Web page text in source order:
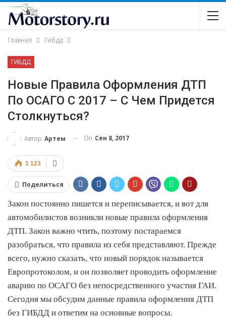
Главная Гибдд
ГИБДД
Новые Правила Оформления ДТП
По ОСАГО С 2017 – С Чем Придется
Столкнуться?
Автор Артем On Сен 8, 2017
1 123
Поделиться
Закон постоянно пишется и переписывается, и вот для
автомобилистов возникли новые правила оформления
ДТП. Закон важно чтить, поэтому постараемся
разобраться, что правила из себя представляют. Прежде
всего, нужно сказать, что новый порядок называется
Европротоколом, и он позволяет проводить оформление
аварию по ОСАГО без непосредственного участия ГАИ.
Сегодня мы обсудим данные правила оформления ДТП
без ГИБДД и ответим на основные вопросы.